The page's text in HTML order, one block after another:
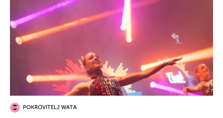
POKROVITELJ WATA